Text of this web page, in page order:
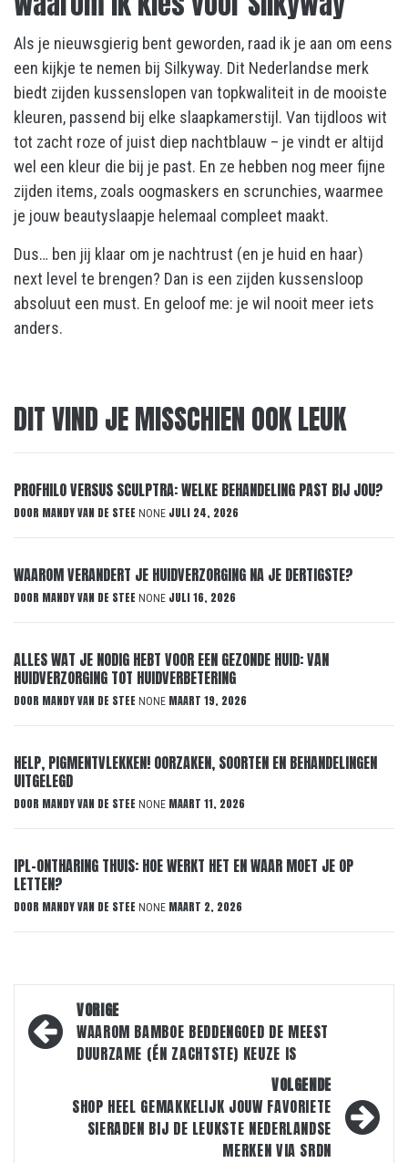
Als je nieuwsgierig bent geworden, raad ik je aan om eens
een kijkje te nemen bij Silkyway. Dit Nederlandse merk
biedt zijden kussenslopen van topkwaliteit in de mooiste
kleuren, passend bij elke slaapkamerstijl. Van tijdloos wit
tot zacht roze of juist diep nachtblauw – je vindt er altijd
wel een kleur die bij je past. En ze hebben nog meer fijne
zijden items, zoals oogmaskers en scrunchies, waarmee
je jouw beautyslaapje helemaal compleet maakt.
Dus… ben jij klaar om je nachtrust (en je huid en haar)
next level te brengen? Dan is een zijden kussensloop
absoluut een must. En geloof me: je wil nooit meer iets
anders.
DIT VIND JE MISSCHIEN OOK LEUK
PROFHILO VERSUS SCULPTRA: WELKE BEHANDELING PAST BIJ JOU?
DOOR MANDY VAN DE STEE NONE JULI 24, 2026
WAAROM VERANDERT JE HUIDVERZORGING NA JE DERTIGSTE?
DOOR MANDY VAN DE STEE NONE JULI 16, 2026
ALLES WAT JE NODIG HEBT VOOR EEN GEZONDE HUID: VAN
HUIDVERZORGING TOT HUIDVERBETERING
DOOR MANDY VAN DE STEE NONE MAART 19, 2026
HELP, PIGMENTVLEKKEN! OORZAKEN, SOORTEN EN BEHANDELINGEN
UITGELEGD
DOOR MANDY VAN DE STEE NONE MAART 11, 2026
IPL-ONTHARING THUIS: HOE WERKT HET EN WAAR MOET JE OP
LETTEN?
DOOR MANDY VAN DE STEE NONE MAART 2, 2026
Bericht
navigatie
VORIGE
WAAROM BAMBOE BEDDENGOED DE MEEST
DUURZAME (ÉN ZACHTSTE) KEUZE IS
VOLGENDE
SHOP HEEL GEMAKKELIJK JOUW FAVORIETE
SIERADEN BIJ DE LEUKSTE NEDERLANDSE
MERKEN VIA SRDN